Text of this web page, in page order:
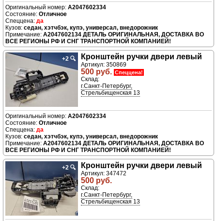
A2047602334
Отличное
да
седан, хэтчбэк, купэ, универсал, внедорожник
A2047602134 ДЕТАЛЬ ОРИГИНАЛЬНАЯ, ДОСТАВКА ВО
ВСЕ РЕГИОНЫ РФ И СНГ ТРАНСПОРТНОЙ КОМПАНИЕЙ!
+2 🔍 Кронштейн ручки двери левый
Артикул: 350869
500 руб. Спеццена!
Склад:
г.Санкт-Петербург,
Стрельбищенская 13
A2047602334
Отличное
да
седан, хэтчбэк, купэ, универсал, внедорожник
A2047602134 ДЕТАЛЬ ОРИГИНАЛЬНАЯ, ДОСТАВКА ВО
ВСЕ РЕГИОНЫ РФ И СНГ ТРАНСПОРТНОЙ КОМПАНИЕЙ!
+2 🔍 Кронштейн ручки двери левый
Артикул: 347472
500 руб.
Склад:
г.Санкт-Петербург,
Стрельбищенская 13